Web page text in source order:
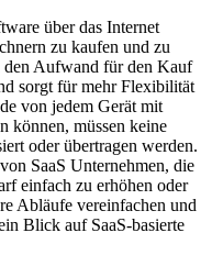
über das Internet
zu kaufen und zu
den Aufwand für den Kauf
sorgt für mehr Flexibilität
von jedem Gerät mit
können, müssen keine
oder übertragen werden.
SaaS Unternehmen, die
einfach zu erhöhen oder
Abläufe vereinfachen und
Blick auf SaaS-basierte